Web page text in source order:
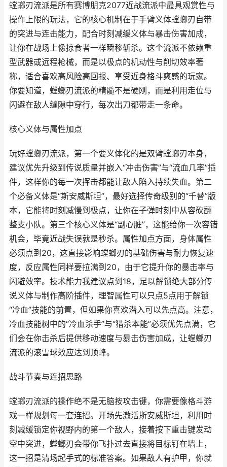
螳螂刃流派是所有赛博朋克2077近战流派中最具观赏性与
操作上限的玩法，它的核心机制在于手臂义体螳螂刃自带
的突进与连击能力，配合时刻减缓义体与暴击伤害加成，
让你在战场上像掠食者一样瞬移斩杀。这个流派不依赖重
型武器或远程枪械，而是以极点的机动性与削切效率著
称，适合喜欢高风险高回报、享受近身格斗爽感的玩家。
你要知道，螳螂刃流派的精髓不是硬刚，而是利用走位与
闪避在敌人缝隙中穿行，每次出刀都带走一条命。
核心义体与属性加点
玩好螳螂刃流派，第一个要义体化的是双臂螳螂刃本身，
建议优先升级到传说质量并嵌入“冲击伤害”与“流血几率”插
件，这样你的每一次挥击都能让敌人陷入持续失血。第二
个必备义体是“斯安威斯坦”，最好选择传奇级别的“千替”版
本，它能将时刻减慢到极点，让你在子弹时刻中从容砍翻
整支小队。第三个核心义体是“副心脏”，这能给你一次容错
机会，毕竟近战失误就是秒杀。属性加点方面，身体属性
必须点到20，这直接影响螳螂刃的基础伤害与耐力恢复速
度，反应属性同样要拉满到20，由于它提升你的暴击率与
闪避效率。技术能力我建议点到18，足以解锁绝大部分传
说义体与制作高阶插件，理智属性可以只点5点用于解锁
“冷血”技能的前置，但如果你喜欢潜入可以先点高。注意，
冷血技能树中的“冷血杀手”与“猎杀本能”必须优先点满，它
们会在你击杀后提供移动速度与暴击伤害加成，让螳螂刃
流派的滚雪球效应达到顶峰。
战斗节奏与连招思路
螳螂刃流派的操作绝不是无脑按攻击键，你需要像格斗游
戏一样规划每一套连招。开场先激活斯安威斯坦，利用时
刻减缓锁定你视野内的第一个敌人，接着按下重击键发动
空中突进，螳螂刃会带你飞扑过去直接将目标钉在墙上，
这一招是清场起手式的标准答案。如果敌人有护甲，你就